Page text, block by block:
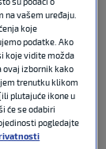
da
dolara.
vašem uređaju.
koje
podatke. Ako
koje vidite možda
ovaj izbornik kako
trenutku klikom
plutajuće ikone u
će se odabiri
pogledajte